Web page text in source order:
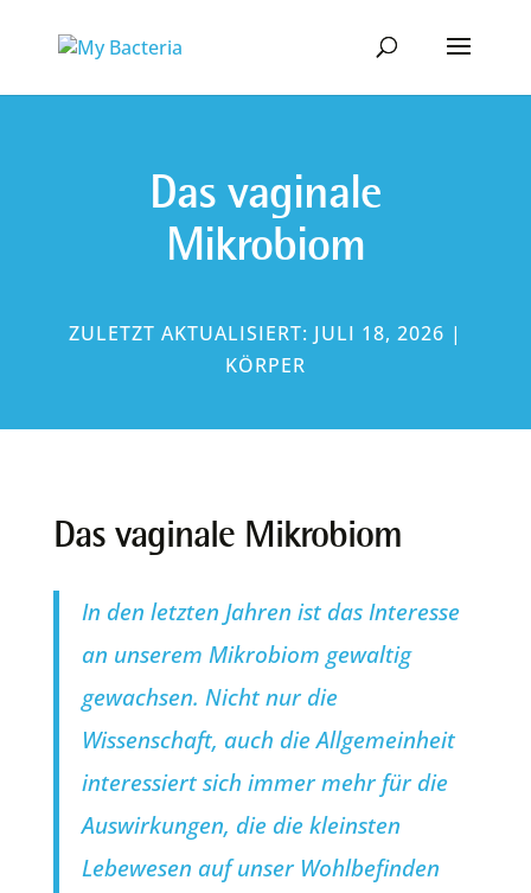
Das vaginale
Mikrobiom
ZULETZT AKTUALISIERT: JULI 18, 2026 |
KÖRPER
Das vaginale Mikrobiom
In den letzten Jahren ist das Interesse
an unserem Mikrobiom gewaltig
gewachsen. Nicht nur die
Wissenschaft, auch die Allgemeinheit
interessiert sich immer mehr für die
Auswirkungen, die die kleinsten
Lebewesen auf unser Wohlbefinden